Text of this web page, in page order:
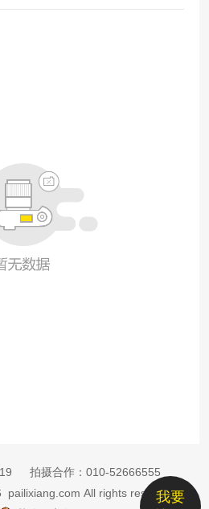
我要
拍摄合作： 010-52666555
All rights reserved